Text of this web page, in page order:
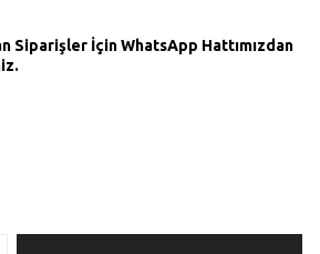
Siparişler İçin WhatsApp Hattımızdan